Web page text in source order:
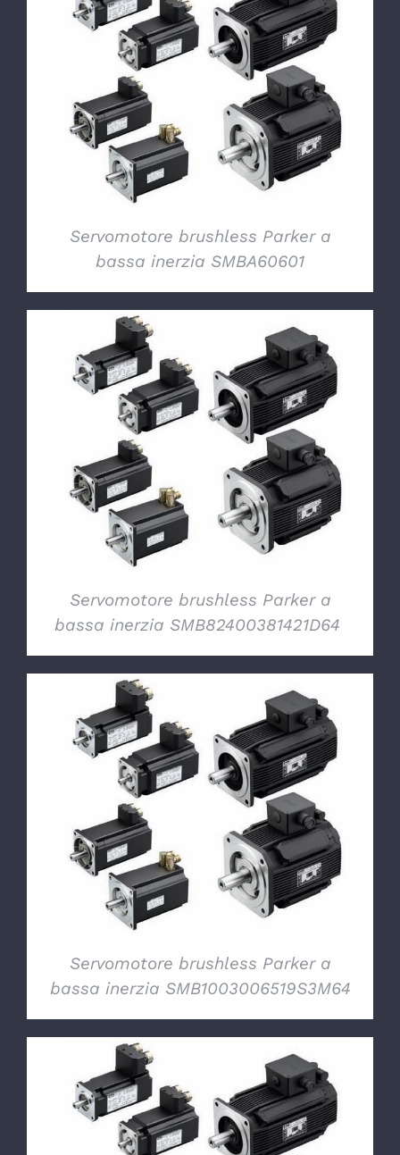
Servomotore brushless Parker a
bassa inerzia SMBA60601
Servomotore brushless Parker a
bassa inerzia SMB82400381421D64
Servomotore brushless Parker a
bassa inerzia SMB1003006519S3M64